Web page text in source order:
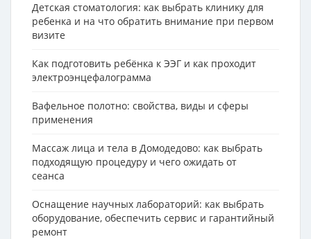
Детская стоматология: как выбрать клинику для
ребенка и на что обратить внимание при первом
визите
Как подготовить ребёнка к ЭЭГ и как проходит
электроэнцефалограмма
Вафельное полотно: свойства, виды и сферы
применения
Массаж лица и тела в Домодедово: как выбрать
подходящую процедуру и чего ожидать от
сеанса
Оснащение научных лабораторий: как выбрать
оборудование, обеспечить сервис и гарантийный
ремонт